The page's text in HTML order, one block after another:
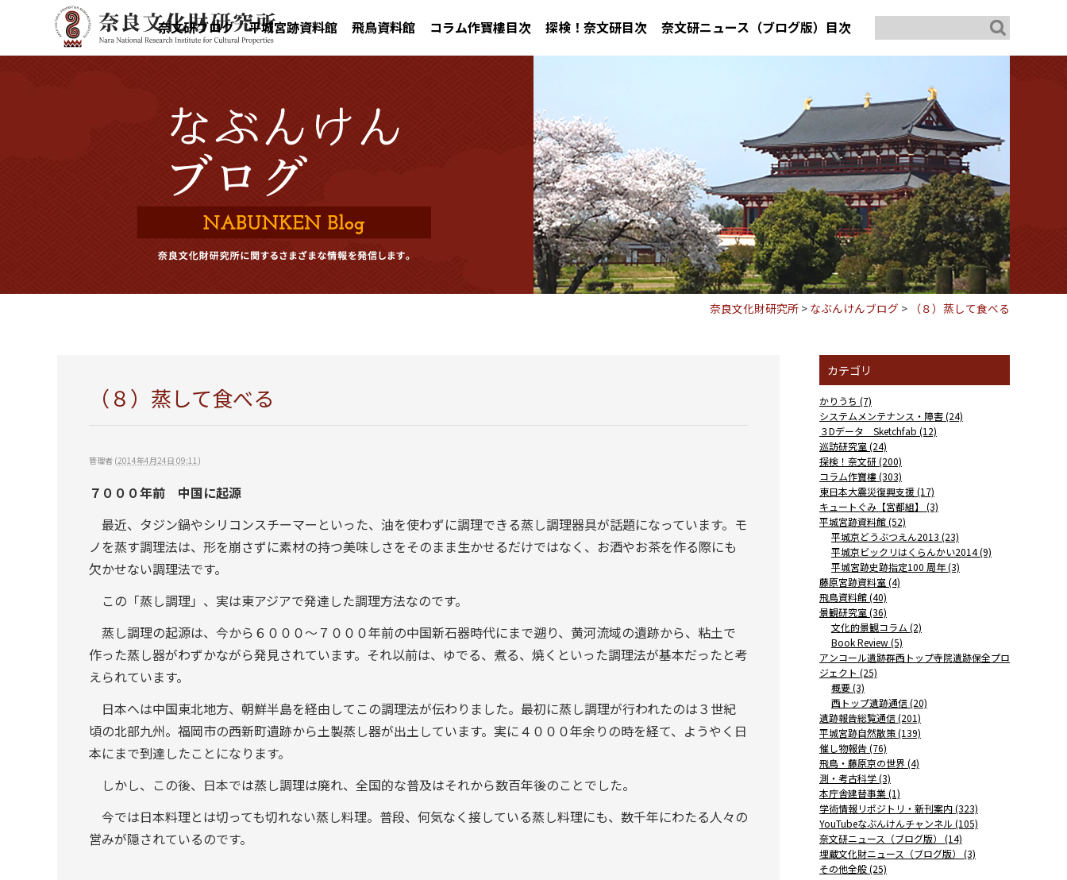
奈文研ブログ 平城宮跡資料館 飛鳥資料館 コラム作寶樓目次 探検！奈文研目次 奈文研ニュース（ブログ版）目次
奈良文化財研究所 > なぶんけんブログ > （８）蒸して食べる
（８）蒸して食べる
管理者 (2014年4月24日 09:11)
７０００年前 中国に起源
最近、タジン鍋やシリコンスチーマーといった、油を使わずに調理できる蒸し調理器具が話題になっています。モ
ノを蒸す調理法は、形を崩さずに素材の持つ美味しさをそのまま生かせるだけではなく、お酒やお茶を作る際にも
欠かせない調理法です。
この「蒸し調理」、実は東アジアで発達した調理方法なのです。
蒸し調理の起源は、今から６０００～７０００年前の中国新石器時代にまで遡り、黄河流域の遺跡から、粘土で
作った蒸し器がわずかながら発見されています。それ以前は、ゆでる、煮る、焼くといった調理法が基本だったと考
えられています。
日本へは中国東北地方、朝鮮半島を経由してこの調理法が伝わりました。最初に蒸し調理が行われたのは３世紀
頃の北部九州。福岡市の西新町遺跡から土製蒸し器が出土しています。実に４０００年余りの時を経て、ようやく日
本にまで到達したことになります。
しかし、この後、日本では蒸し調理は廃れ、全国的な普及はそれから数百年後のことでした。
今では日本料理とは切っても切れない蒸し料理。普段、何気なく接している蒸し料理にも、数千年にわたる人々の
営みが隠されているのです。
カテゴリ
かりうち (7)
システムメンテナンス・障害 (24)
３Dデータ Sketchfab (12)
巡訪研究室 (24)
探検！奈文研 (200)
コラム作寶樓 (303)
東日本大震災復興支援 (17)
キュートぐみ【宮都組】 (3)
平城宮跡資料館 (52)
平城京どうぶつえん2013 (23)
平城京ビックリはくらんかい2014 (9)
平城宮跡史跡指定100 周年 (3)
藤原宮跡資料室 (4)
飛鳥資料館 (40)
景観研究室 (36)
文化的景観コラム (2)
Book Review (5)
アンコール遺跡群西トップ寺院遺跡保全プロ
ジェクト (25)
概要 (3)
西トップ遺跡通信 (20)
遺跡報告総覧通信 (201)
平城宮跡自然散策 (139)
催し物報告 (76)
飛鳥・藤原京の世界 (4)
測・考古科学 (3)
本庁舎建替事業 (1)
学術情報リポジトリ・新刊案内 (323)
YouTubeなぶんけんチャンネル (105)
奈文研ニュース（ブログ版） (14)
埋蔵文化財ニュース（ブログ版） (3)
その他全般 (25)